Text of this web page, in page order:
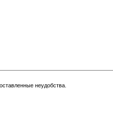
неудобства.